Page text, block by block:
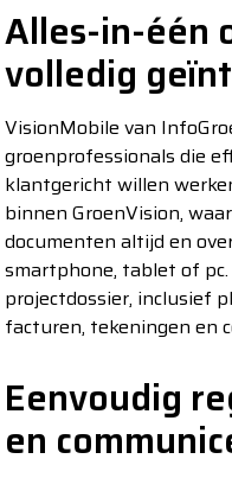
Alles-in-één
volledig
VisionMobile van
groenprofessionals die
klantgericht willen
binnen GroenVision,
documenten altijd en
smartphone, tablet of
projectdossier, inclusief
facturen, tekeningen en
Eenvoudig
en